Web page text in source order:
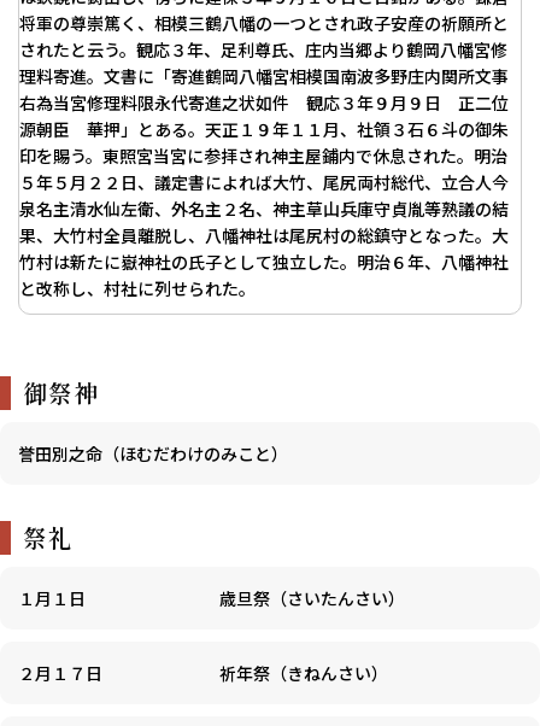
将軍の尊崇篤く、相模三鶴八幡の一つとされ政子安産の祈願所と
されたと云う。観応３年、足利尊氏、庄内当郷より鶴岡八幡宮修
理料寄進。文書に「寄進鶴岡八幡宮相模国南波多野庄内関所文事
右為当宮修理料限永代寄進之状如件 観応３年９月９日 正二位
源朝臣 華押」とある。天正１９年１１月、社領３石６斗の御朱
印を賜う。東照宮当宮に参拝され神主屋鋪内で休息された。明治
５年５月２２日、議定書によれば大竹、尾尻両村総代、立合人今
泉名主清水仙左衛、外名主２名、神主草山兵庫守貞胤等熟議の結
果、大竹村全員離脱し、八幡神社は尾尻村の総鎮守となった。大
竹村は新たに嶽神社の氏子として独立した。明治６年、八幡神社
と改称し、村社に列せられた。
御祭神
誉田別之命（ほむだわけのみこと）
祭礼
１月１日 歳旦祭（さいたんさい）
２月１７日 祈年祭（きねんさい）